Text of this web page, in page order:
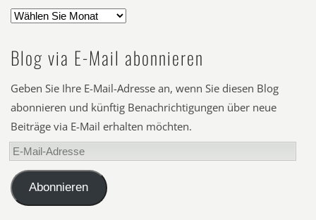
Blog via E-Mail abonnieren
Geben Sie Ihre E-Mail-Adresse an, wenn Sie diesen Blog
abonnieren und künftig Benachrichtigungen über neue
Beiträge via E-Mail erhalten möchten.
E-
Mail-
AdresseAbonnieren